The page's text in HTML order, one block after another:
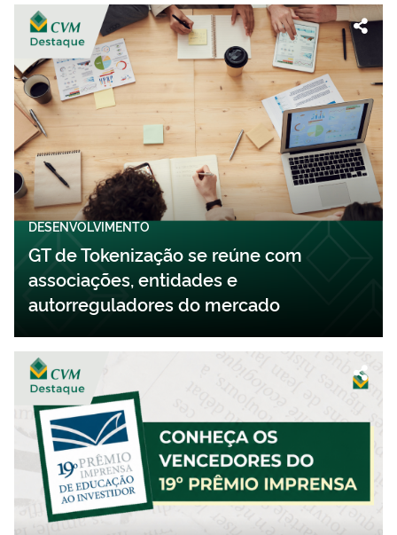
DESENVOLVIMENTO
GT de Tokenização se reúne com
associações, entidades e
autorreguladores do mercado